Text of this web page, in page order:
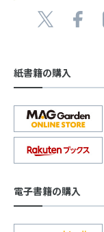
紙書籍の購入
電子書籍の購入